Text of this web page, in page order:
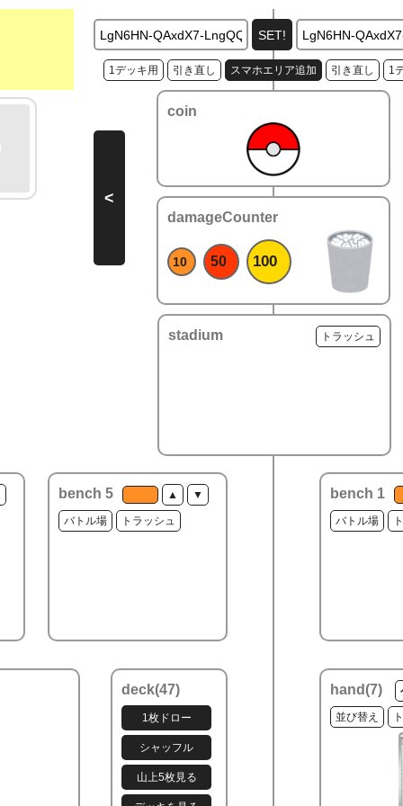
bench 5 ▲ ▼
バトル場 トラッシュ
deck(47)
stadium トラッシュ
bench 1
バトル場
hand(7)
並び替え
1デッキ用 引き直し スマホエリア追加 引き直し 1
coin
damageCounter
10 50 100
<